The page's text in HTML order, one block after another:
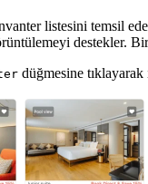
listesini temsil
destekler.
düğmesine tıklayarak